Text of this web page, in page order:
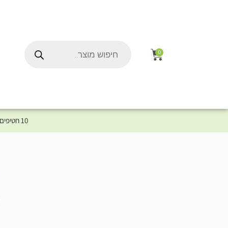
0
10 חטיפים במתנה לכלב שלך ברכישת מוצר מקטגוריית המומלצים ⤎ לחצו כאן למוצרים המומלצים לכלב